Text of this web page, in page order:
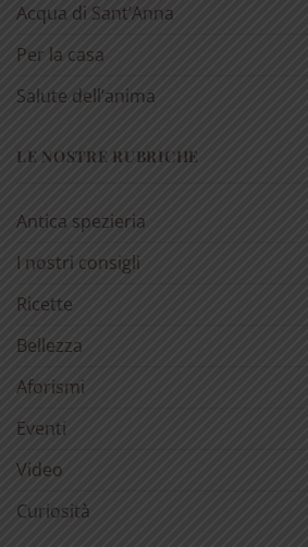
Acqua di Sant’Anna
Per la casa
Salute dell’anima
LE NOSTRE RUBRICHE
Antica spezieria
I nostri consigli
Ricette
Bellezza
Aforismi
Eventi
Video
Curiosità